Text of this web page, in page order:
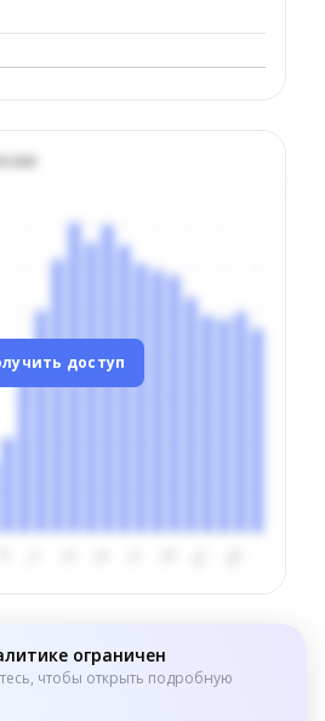
доступ
ограничен
чтобы открыть подробную